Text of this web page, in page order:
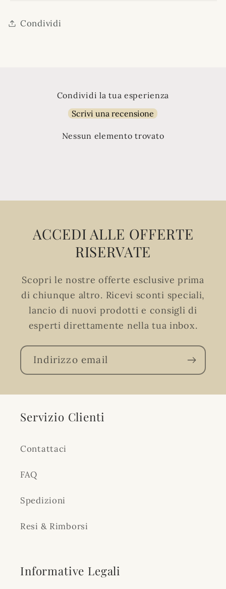
Condividi
Condividi la tua esperienza
Scrivi una recensione
Nessun elemento trovato
ACCEDI ALLE OFFERTE
RISERVATE
Scopri le nostre offerte esclusive prima
di chiunque altro. Ricevi sconti speciali,
lancio di nuovi prodotti e consigli di
esperti direttamente nella tua inbox.
Indirizzo email
Servizio Clienti
Contattaci
FAQ
Spedizioni
Resi & Rimborsi
Informative Legali